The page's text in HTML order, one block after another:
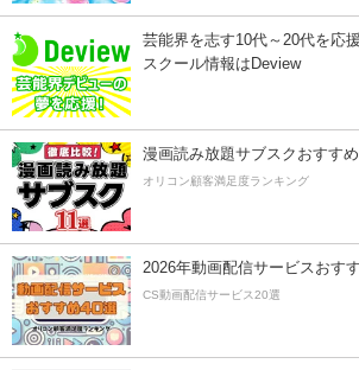
芸能界を志す10代～20代を応
スクール情報はDeview
漫画読み放題サブスクおすすめ
オリコン顧客満足度ランキング
2026年動画配信サービスおす
CS動画配信サービス20選